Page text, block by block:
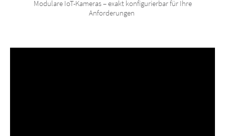
Modulare IoT-Kameras – exakt konfigurierbar für Ihre
Anforderungen